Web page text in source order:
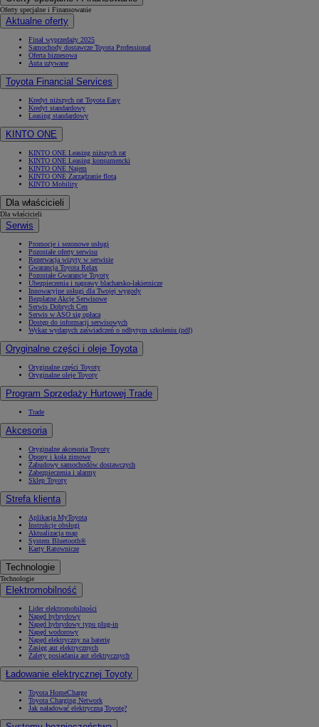
Oferty specjalne i Finansowanie
Aktualne oferty
Finał wyprzedaży 2025
Samochody dostawcze Toyota Professional
Oferta biznesowa
Auta używane
Toyota Financial Services
Kredyt niższych rat Toyota Easy
Kredyt standardowy
Leasing standardowy
KINTO ONE
KINTO ONE Leasing niższych rat
KINTO ONE Leasing konsumencki
KINTO ONE Najem
KINTO ONE Zarządzanie flotą
KINTO Mobility
Dla właścicieli
Dla właścicieli
Serwis
Promocje i sezonowe usługi
Pozostałe oferty serwisu
Rezerwacja wizyty w serwisie
Gwarancja Toyota Relax
Pozostałe Gwarancje Toyoty
Ubezpieczenia i naprawy blacharsko-lakiernicze
Innowacyjne usługi dla Twojej wygody
Bezpłatne Akcje Serwisowe
Serwis Dobrych Cen
Serwis w ASO się opłaca
Dostęp do informacji serwisowych
Wykaz wydanych zaświadczeń o odbytym szkoleniu (pdf)
Oryginalne części i oleje Toyota
Oryginalne części Toyoty
Oryginalne oleje Toyoty
Program Sprzedaży Hurtowej Trade
Trade
Akcesoria
Oryginalne akcesoria Toyoty
Opony i koła zimowe
Zabudowy samochodów dostawczych
Zabezpieczenia i alarmy
Sklep Toyoty
Strefa klienta
Aplikacja MyToyota
Instrukcje obsługi
Aktualizacja map
System Bluetooth®
Karty Ratownicze
Technologie
Technologie
Elektromobilność
Lider elektromobilności
Napęd hybrydowy
Napęd hybrydowy typu plug-in
Napęd wodorowy
Napęd elektryczny na baterię
Zasięg aut elektrycznych
Zalety posiadania aut elektrycznych
Ładowanie elektrycznej Toyoty
Toyota HomeCharge
Toyota Charging Network
Jak naładować elektryczną Toyotę?